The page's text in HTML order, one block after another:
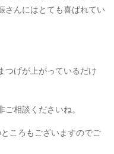
さんにはとても喜ばれてい
つげが上がっているだけ
相談くださいね。
ころもございますのでご